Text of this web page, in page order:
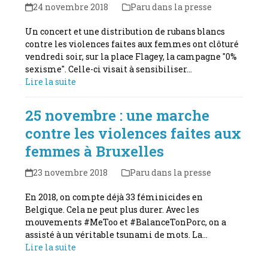
24 novembre 2018 Paru dans la presse
Un concert et une distribution de rubans blancs
contre les violences faites aux femmes ont clôturé
vendredi soir, sur la place Flagey, la campagne "0%
sexisme". Celle-ci visait à sensibiliser…
Lire la suite
25 novembre : une marche
contre les violences faites aux
femmes à Bruxelles
23 novembre 2018 Paru dans la presse
En 2018, on compte déjà 33 féminicides en
Belgique. Cela ne peut plus durer. Avec les
mouvements #MeToo et #BalanceTonPorc, on a
assisté à un véritable tsunami de mots. La…
Lire la suite